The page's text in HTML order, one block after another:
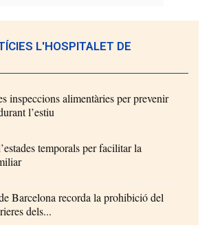
L'HOSPITALET DE
inspeccions alimentàries per prevenir
l’estiu
temporals per facilitar la
Barcelona recorda la prohibició del
dels...